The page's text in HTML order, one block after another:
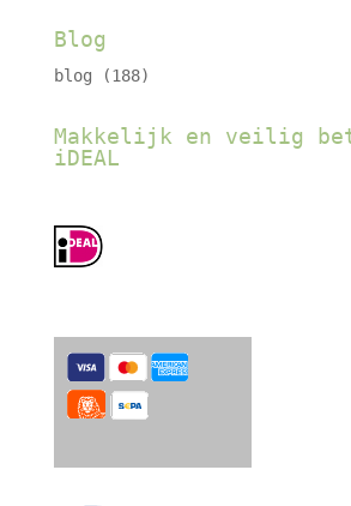
Blog
blog (188)
Makkelijk en veilig
iDEAL